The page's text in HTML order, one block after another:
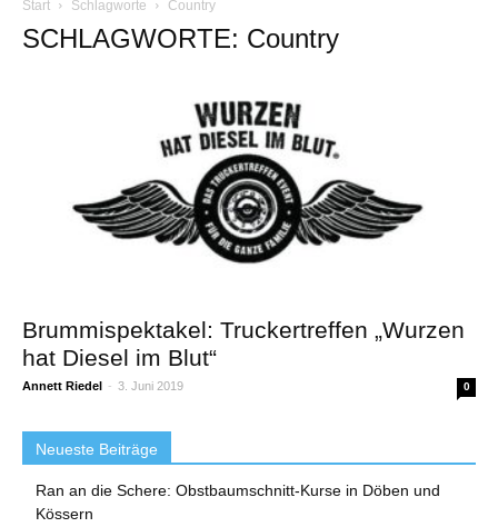
Start Schlagworte Country
SCHLAGWORTE: Country
Brummispektakel: Truckertreffen „Wurzen
hat Diesel im Blut“
Annett Riedel - 3. Juni 2019 0
Neueste Beiträge
Ran an die Schere: Obstbaumschnitt-Kurse in Döben und
Kössern